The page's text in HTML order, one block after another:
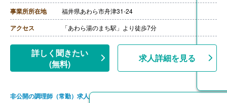
事業所所在地 福井県あわら市舟津31-24
アクセス 「あわら湯のまち駅」より徒歩7分
詳しく聞きたい
(無料)
求人詳細を見る
非公開の調理師（常勤）求人